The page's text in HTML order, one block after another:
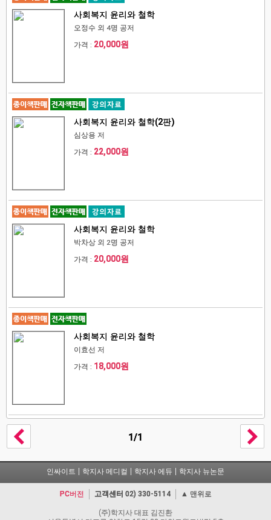
사회복지 윤리와 철학
오정수 외 4명 공저
가격 : 20,000원
사회복지 윤리와 철학(2판)
심상용 저
가격 : 22,000원
사회복지 윤리와 철학
박차상 외 2명 공저
가격 : 20,000원
사회복지 윤리와 철학
이효선 저
가격 : 18,000원
1/1
인싸이트 학지사 메디컬 학지사 에듀 학지사 뉴논문
PC버전 고객센터 02) 330-5114 ▲ 맨위로
(주)학지사 대표 김진환